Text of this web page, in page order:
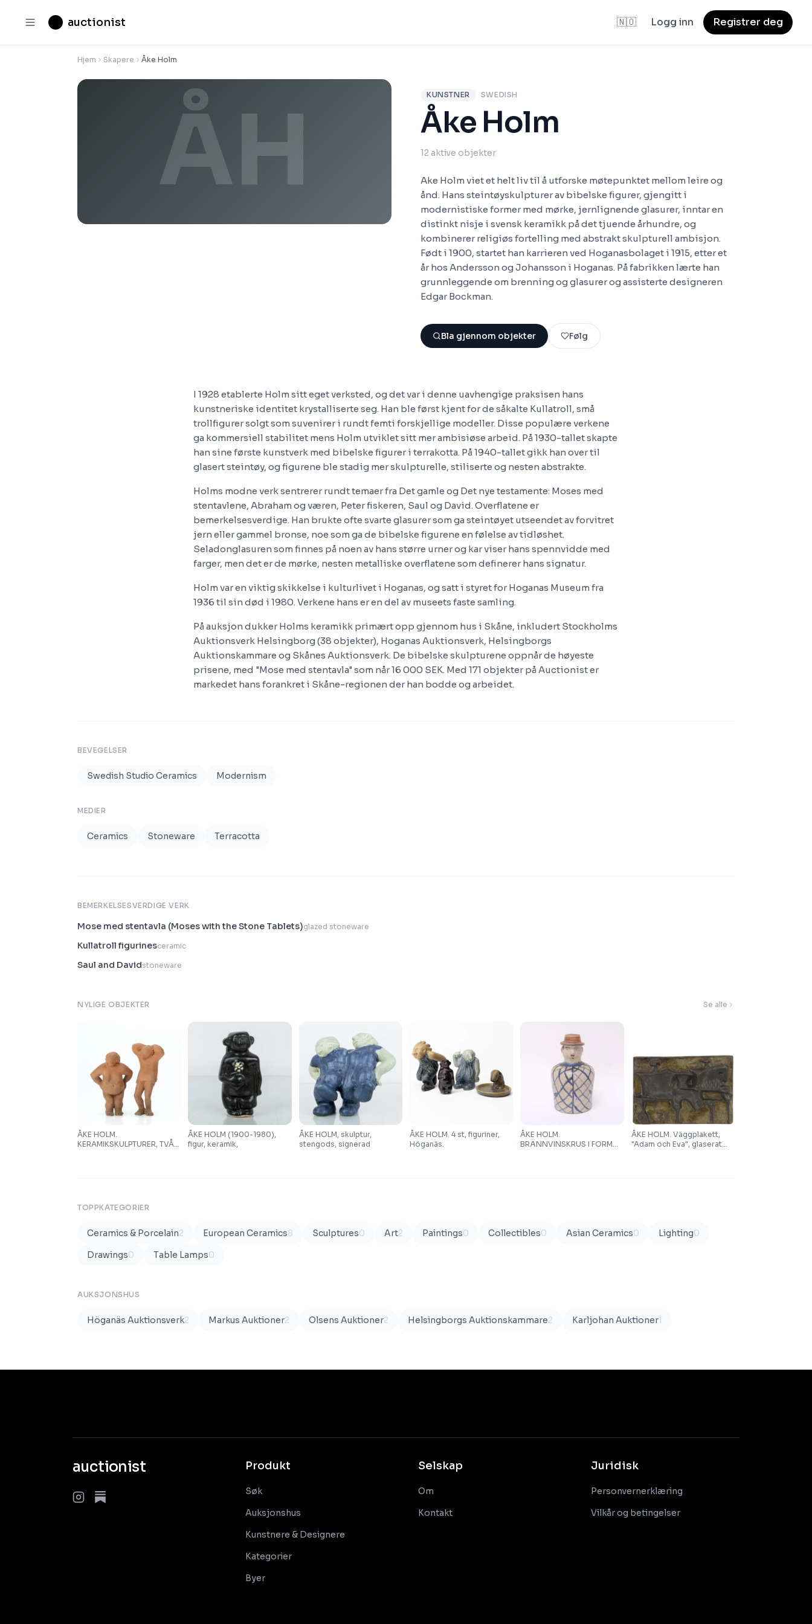
auctionist 🇳🇴 Logg inn Registrer deg
Hjem Skapere Åke Holm
ÅH KUNSTNER SWEDISH
Åke Holm
12 aktive objekter
Ake Holm viet et helt liv til å utforske møtepunktet mellom leire og
ånd. Hans steintøyskulpturer av bibelske figurer, gjengitt i
modernistiske former med mørke, jernlignende glasurer, inntar en
distinkt nisje i svensk keramikk på det tjuende århundre, og
kombinerer religiøs fortelling med abstrakt skulpturell ambisjon.
Født i 1900, startet han karrieren ved Hoganasbolaget i 1915, etter et
år hos Andersson og Johansson i Hoganas. På fabrikken lærte han
grunnleggende om brenning og glasurer og assisterte designeren
Edgar Bockman.
Bla gjennom objekter Følg
I 1928 etablerte Holm sitt eget verksted, og det var i denne uavhengige praksisen hans
kunstneriske identitet krystalliserte seg. Han ble først kjent for de såkalte Kullatroll, små
trollfigurer solgt som suvenirer i rundt femti forskjellige modeller. Disse populære verkene
ga kommersiell stabilitet mens Holm utviklet sitt mer ambisiøse arbeid. På 1930-tallet skapte
han sine første kunstverk med bibelske figurer i terrakotta. På 1940-tallet gikk han over til
glasert steintøy, og figurene ble stadig mer skulpturelle, stiliserte og nesten abstrakte.
Holms modne verk sentrerer rundt temaer fra Det gamle og Det nye testamente: Moses med
stentavlene, Abraham og væren, Peter fiskeren, Saul og David. Overflatene er
bemerkelsesverdige. Han brukte ofte svarte glasurer som ga steintøyet utseendet av forvitret
jern eller gammel bronse, noe som ga de bibelske figurene en følelse av tidløshet.
Seladonglasuren som finnes på noen av hans større urner og kar viser hans spennvidde med
farger, men det er de mørke, nesten metalliske overflatene som definerer hans signatur.
Holm var en viktig skikkelse i kulturlivet i Hoganas, og satt i styret for Hoganas Museum fra
1936 til sin død i 1980. Verkene hans er en del av museets faste samling.
På auksjon dukker Holms keramikk primært opp gjennom hus i Skåne, inkludert Stockholms
Auktionsverk Helsingborg (38 objekter), Hoganas Auktionsverk, Helsingborgs
Auktionskammare og Skånes Auktionsverk. De bibelske skulpturene oppnår de høyeste
prisene, med "Mose med stentavla" som når 16 000 SEK. Med 171 objekter på Auctionist er
markedet hans forankret i Skåne-regionen der han bodde og arbeidet.
BEVEGELSER
Swedish Studio Ceramics Modernism
MEDIER
Ceramics Stoneware Terracotta
BEMERKELSESVERDIGE VERK
Mose med stentavla (Moses with the Stone Tablets)glazed stoneware
Kullatroll figurinesceramic
Saul and Davidstoneware
NYLIGE OBJEKTER Se alle
ÅKE HOLM.
KERAMIKSKULPTURER, TVÅ
ÅKE HOLM (1900-1980),
figur, keramik,
ÅKE HOLM, skulptur,
stengods, signerad
ÅKE HOLM. 4 st, figuriner,
Höganäs.
ÅKE HOLM.
BRÄNNVINSKRUS I FORM
ÅKE HOLM. Väggplakett,
"Adam och Eva", glaserat
TOPPKATEGORIER
Ceramics & Porcelain2 European Ceramics8 Sculptures0 Art2 Paintings0 Collectibles0 Asian Ceramics0 Lighting0
Drawings0 Table Lamps0
AUKSJONSHUS
Höganäs Auktionsverk2 Markus Auktioner2 Olsens Auktioner2 Helsingborgs Auktionskammare2 Karljohan Auktioner1
auctionist Produkt
Søk
Auksjonshus
Kunstnere & Designere
Kategorier
Byer
Selskap
Om
Kontakt
Juridisk
Personvernerklæring
Vilkår og betingelser